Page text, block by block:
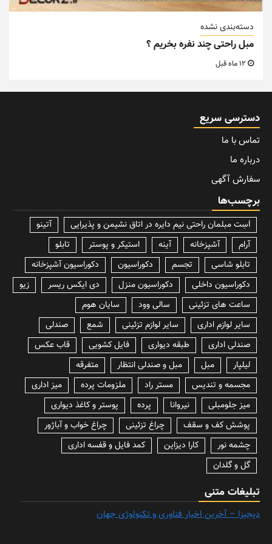
دسته‌بندی نشده
مبل راحتی چند نفره بخریم ؟
دسترسی سریع
تماس با ما
درباره ما
سفارش آگهی
برچسب‌ها
lسِت مبلمان راحتی نیم دایره در اتاق نشیمن و پذیرایی
آتینو
آرام
آشپزخانه آینه استیکر و پوستر
تابلو
تابلو شاسی
تجسم دکوراسیون
دکوراسیون آشپزخانه
دکوراسیون داخلی
دکوراسیون منزل دی ایکس ریسر
زیو
ساعت های تزئینی
سالی وود
سایان هوم
سایر لوازم اداری
سایر لوازم تزئینی شمع
صندلی
صندلی اداری
طبقه دیواری فایل کشویی
قاب عکس
لیلپار
مبل مبل و صندلی انتظار
متفرقه
مجسمه و تندیس
مستر راد ملزومات پرده
میز اداری
میز جلومبلی
نیروانا پرده
پوستر و کاغذ دیواری
پوشش کف و سقف
چراغ تزئینی
چراغ خواب و آباژور
چشمه نور
کارا دیزاین
کمد فایل و قفسه اداری
گل و گلدان
تبلیغات متنی
دیجیزا – آخرین اخبار فناوری و تکنولوژی جهان